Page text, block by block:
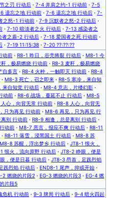
之刃 行动后 · 7-4 并肩之约-1 行动前 · 7-5
遗忘之地 行动前 · 7-6 遗忘之地 行动后 · 7-
之怒-1 行动前 · 7-9 沉默者之怒-2 行动后 ·
· 7-10 暗淡者之火 行动后 · 7-13 感染者之
者之盾-2 行动后 · 7-18 爱国者之死 行动前 ·
· 7-19 11:15:38 · 7-20 ??:??:??
动前 · R8-1 昨日，谷壳将裂 行动后 · M8-1 今
，极易燃烧 行动前 · R8-3 麦秆，极易燃烧
自多言 · R8-4 火种，一触即灭 行动前 · R8-4
· M8-3 死亡，召之即来 · R8-5 寒冷，来自知
来自知觉 行动后 · M8-4 意志，片缕幻影 ·
动前 · R8-6 战场，蔓延不止 行动后 · M8-5
心，向背无常 行动前 · R8-8 人心，向背无
只为再见 行动前 · M8-6 再见，只为再见 行
别 行动前 · R8-9 相逢，总是离别 行动后 ·
动前 · M8-7 恶言，报应不爽 行动后 · R8-11
· R8-11 落雪，浸黑国土 行动后 · M8-8 苏
M8-8 苏醒，浮出梦乡 行动后 · JT8-1 恨火，
恨火，流向原野 行动后 · JT8-2 睁眼，便是
，便是日暮 行动后 · JT8-3 昂首，足践烈焰
践烈焰 行动后 · END8-1 尾声，抑或开始 ·
2 燃烧的片段2 · EG-3 燃烧的片段3 · EG-4 燃
片段5
危机 行动前 · 9-3 牌局 行动后 · 9-4 暗火四起